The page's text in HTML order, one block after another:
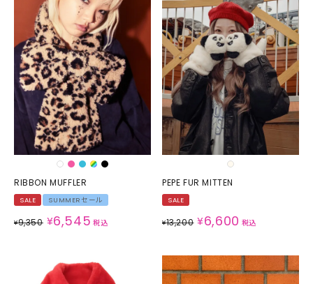
RIBBON MUFFLER
SALE SUMMERセール
¥9,350 ¥6,545 税込
PEPE FUR MITTEN
SALE
¥13,200 ¥6,600 税込